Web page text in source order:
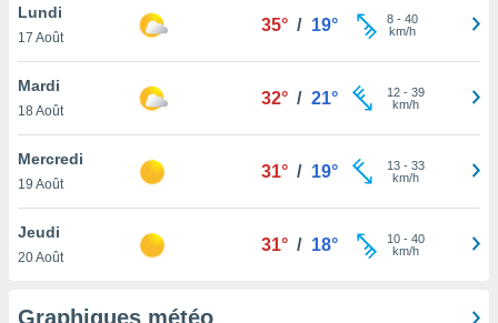
notre
que
et que
Lundi
17 Août
35° / 19° 8- 40
km/h
Mardi
18 Août
32° / 21° 12- 39
km/h
Mercredi
19 Août
31° / 19° 13- 33
km/h
Jeudi
20 Août
31° / 18° 10- 40
km/h
Graphiques météo